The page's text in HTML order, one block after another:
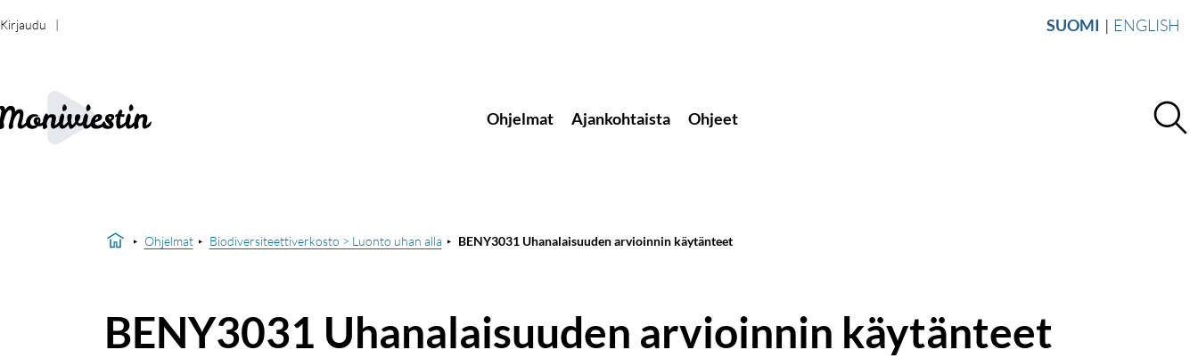
SUOMI ENGLISH
Kirjaudu
Ohjelmat Ajankohtaista Ohjeet
Ohjelmat Biodiversiteettiverkosto > Luonto uhan alla BENY3031 Uhanalaisuuden arvioinnin käytänteet
BENY3031 Uhanalaisuuden arvioinnin käytänteet